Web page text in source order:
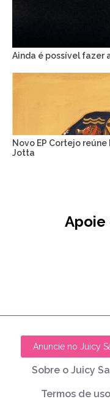
Ainda é possível fazer
Novo EP Cortejo reúne
Jotta
Apoie
Anuncie no Juicy
Sobre o Juicy
Termos de